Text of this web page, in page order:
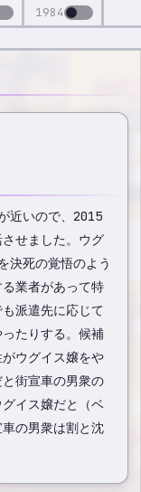
1984
近いので、2015
せました。ウグ
決死の覚悟のよう
業者があって特
派遣先に応じて
たりする。候補
ウグイス嬢をや
街宣車の男衆の
イス嬢だと（ベ
の男衆は割と沈